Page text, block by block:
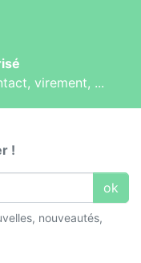
virement, ...
!
ok
nouveautés,